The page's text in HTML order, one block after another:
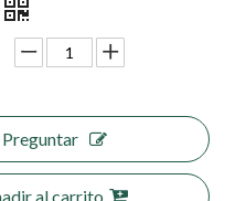
Preguntar
al carrito